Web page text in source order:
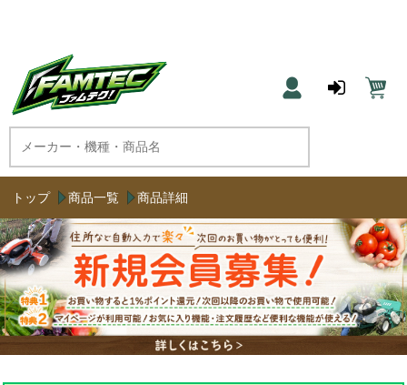
トップ 商品一覧 商品詳細